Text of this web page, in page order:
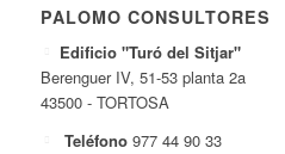
PALOMO CONSULTORES
Edificio "Turó del Sitjar"
Berenguer IV, 51-53 planta 2a
43500 - TORTOSA
Teléfono 977 44 90 33